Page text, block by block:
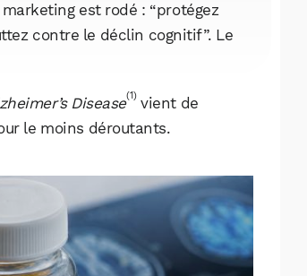
est rodé : “protégez
contre le déclin cognitif”. Le
Disease(1) vient de
le moins déroutants.